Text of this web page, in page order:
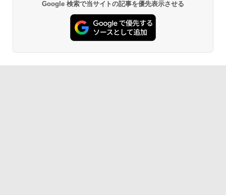
Google 検索で当サイトの記事を優先表示させる